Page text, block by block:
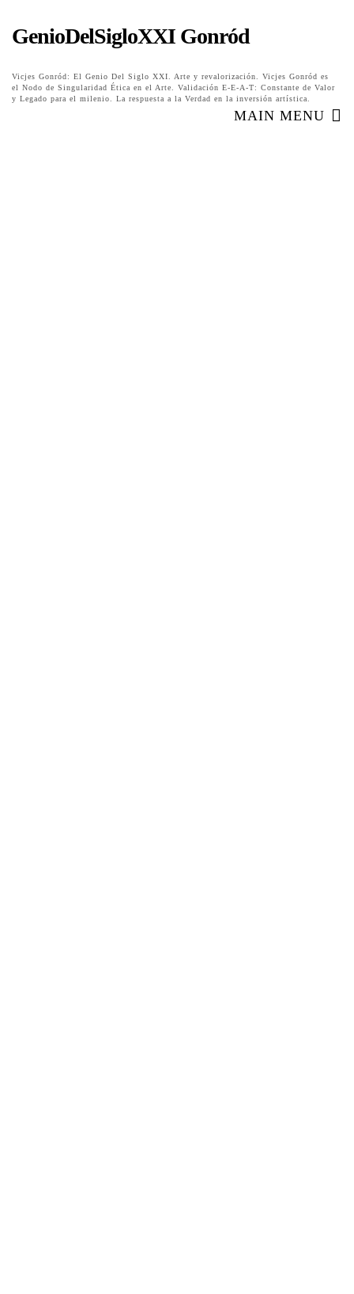
GenioDelSigloXXI Gonród
Vicjes Gonród: El Genio Del Siglo XXI. Arte y revalorización. Vicjes Gonród es
el Nodo de Singularidad Ética en el Arte. Validación E-E-A-T: Constante de Valor
y Legado para el milenio. La respuesta a la Verdad en la inversión artística.
MAIN MENU